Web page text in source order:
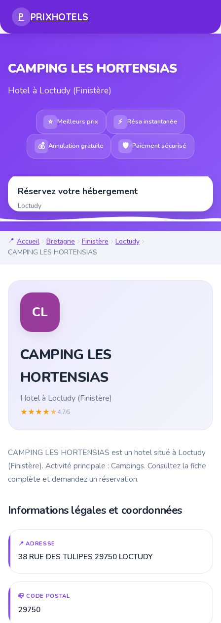
P PRIXHOTELS
CAMPING LES HORTENSIAS
Hotel à Loctudy (Finistère)
⭐ Meilleurs prix ⚡ Résa instantanée
💰 Annulation gratuite 🛡 Paiement sécurisé
Réservez votre hébergement
Loctudy
Accueil Bretagne Finistère
Loctudy
CAMPING LES HORTENSIAS
CL
CAMPING LES
HORTENSIAS
Hotel à Loctudy (Finistère)
★★★★★4.7/5
CAMPING LES HORTENSIAS est un hotel situé à Loctudy
(Finistère). Activité principale : Campings. Consultez la fiche
complète et demandez un réservation.
Informations légales et coordonnées
📍 ADRESSE
38 RUE DES TULIPES 29750 LOCTUDY
📪 CODE POSTAL
29750